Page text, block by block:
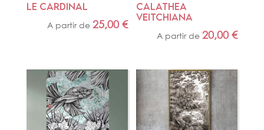
LE CARDINAL
A partir de 25,00 €
CALATHEA
VEITCHIANA
A partir de 20,00€